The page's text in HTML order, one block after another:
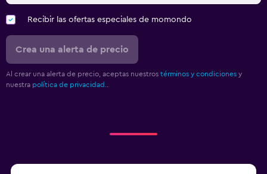
Recibir las ofertas especiales de momondo
Crea una alerta de precio
Al crear una alerta de precio, aceptas nuestros términos y condiciones y
nuestra política de privacidad..